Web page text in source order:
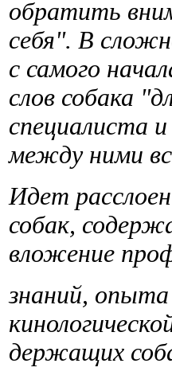
обратить
себя". В
с самого
слов собака
специалиста
между ними
Идет
собак,
вложение
знаний,
держащих